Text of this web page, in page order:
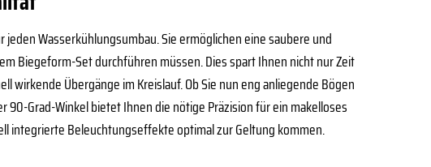
Wasserkühlungsumbau. Sie ermöglichen eine saubere und
Biegeform-Set durchführen müssen. Dies spart Ihnen nicht nur Zeit
Übergänge im Kreislauf. Ob Sie nun eng anliegende Bögen
Grad-Winkel bietet Ihnen die nötige Präzision für ein makelloses
integrierte Beleuchtungseffekte optimal zur Geltung kommen.